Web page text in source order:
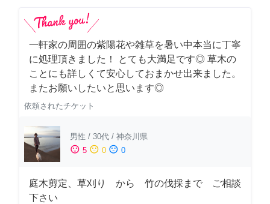
一軒家の周囲の紫陽花や雑草を暑い中本当に丁寧
に処理頂きました！ とても大満足です◎ 草木の
ことにも詳しくて安心しておまかせ出来ました。
またお願いしたいと思います◎
依頼されたチケット
男性 / 30代 / 神奈川県
sentiment_satisfied 5 sentiment_neutral 0 sentiment_dissatisfied 0
庭木剪定、草刈り から 竹の伐採まで ご相談
下さい